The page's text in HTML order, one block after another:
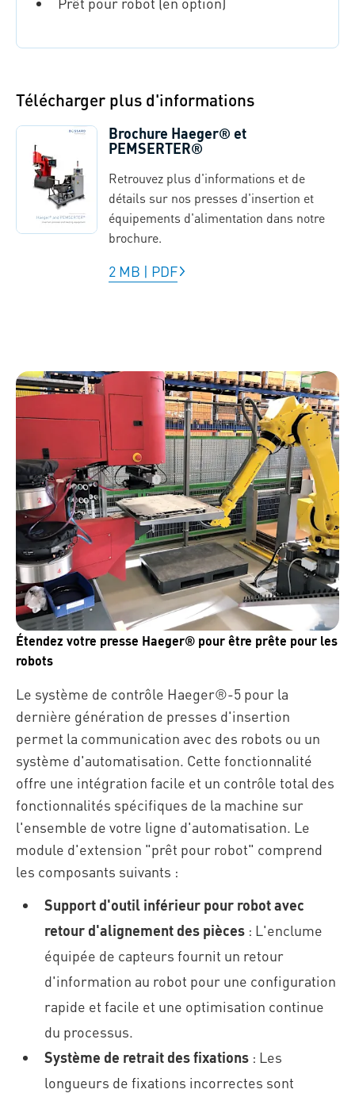
Télécharger plus d'informations
Brochure Haeger® et
PEMSERTER®
Retrouvez plus d'informations et de
détails sur nos presses d'insertion et
équipements d'alimentation dans notre
brochure.
2 MB | PDF
Étendez votre presse Haeger® pour être prête pour les
robots
Le système de contrôle Haeger®-5 pour la
dernière génération de presses d'insertion
permet la communication avec des robots ou un
système d'automatisation. Cette fonctionnalité
offre une intégration facile et un contrôle total des
fonctionnalités spécifiques de la machine sur
l'ensemble de votre ligne d'automatisation. Le
module d'extension "prêt pour robot" comprend
les composants suivants :
Support d'outil inférieur pour robot avec
retour d'alignement des pièces : L'enclume
équipée de capteurs fournit un retour
d'information au robot pour une configuration
rapide et facile et une optimisation continue
du processus.
Système de retrait des fixations : Les
longueurs de fixations incorrectes sont